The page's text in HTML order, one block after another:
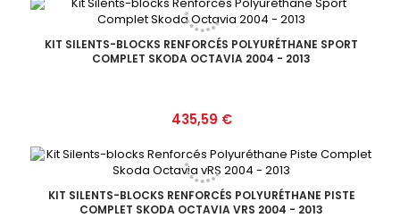
KIT SILENTS-BLOCKS RENFORCÉS POLYURÉTHANE SPORT
COMPLET SKODA OCTAVIA 2004 - 2013
Prix
435,59 €
KIT SILENTS-BLOCKS RENFORCÉS POLYURÉTHANE PISTE
COMPLET SKODA OCTAVIA VRS 2004 - 2013